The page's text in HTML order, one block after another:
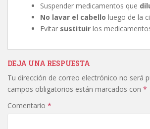
Suspender medicamentos que
No lavar el cabello luego de la
Evitar sustituir los
DEJA UNA RESPUESTA
Tu dirección de correo electrónico no será
campos obligatorios están marcados con *
Comentario *